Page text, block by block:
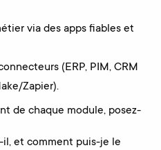
via des apps fiables et
(ERP, PIM, CRM
Zapier).
de chaque module, posez-
il, et comment puis-je le